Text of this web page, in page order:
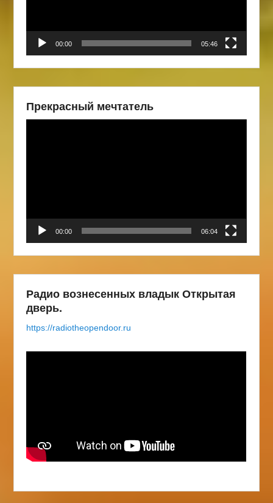
00:00 05:46
Прекрасный мечтатель
00:00 06:04
Радио вознесенных владык Открытая
дверь.
https://radiotheopendoor.ru